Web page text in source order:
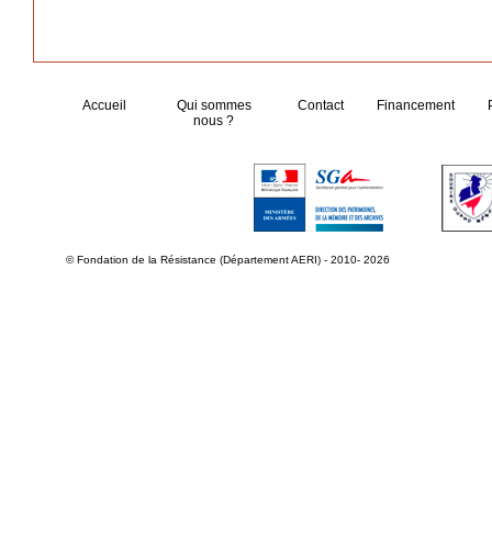
Accueil
Qui sommes
nous ?
Contact Financement
© Fondation de la Résistance (Département AERI) - 2010- 2026